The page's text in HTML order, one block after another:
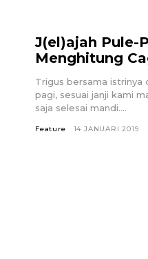
J(el)ajah Pule-
Menghitung
Trigus bersama
pagi, sesuai janji kami
saja selesai mandi....
Feature 14 JANUARI 2019